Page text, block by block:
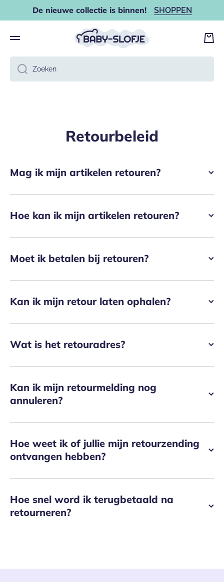
DOORGAAN NAAR ARTIKEL
De nieuwe collectie is binnen! SHOPPEN
Zoeken
Retourbeleid
Mag ik mijn artikelen retouren?
Hoe kan ik mijn artikelen retouren?
Moet ik betalen bij retouren?
Kan ik mijn retour laten ophalen?
Wat is het retouradres?
Kan ik mijn retourmelding nog
annuleren?
Hoe weet ik of jullie mijn retourzending
ontvangen hebben?
Hoe snel word ik terugbetaald na
retourneren?